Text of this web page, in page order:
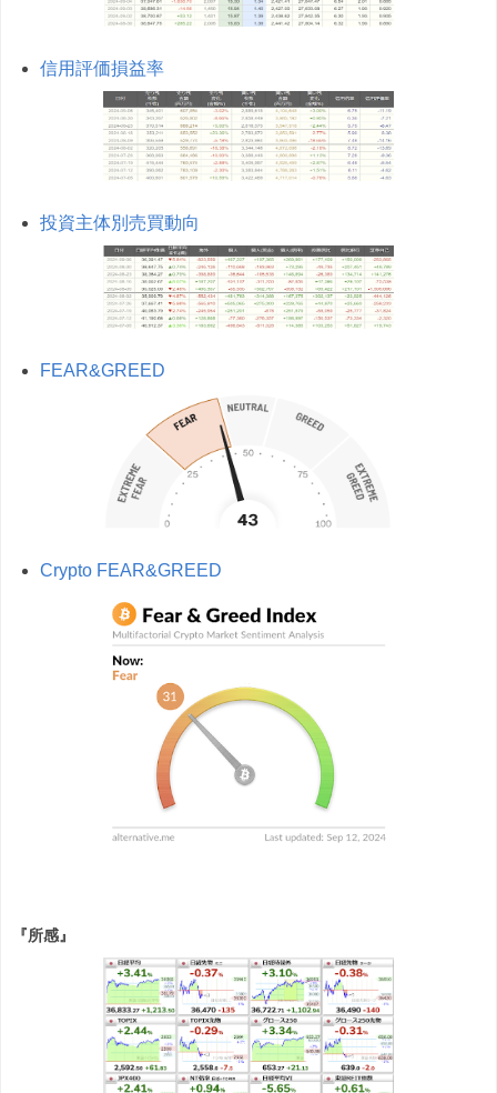
信用評価損益率
投資主体別売買動向
FEAR&GREED
Crypto FEAR&GREED
『所感』